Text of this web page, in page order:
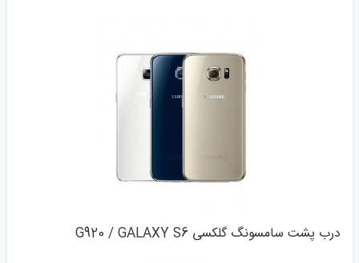
درب پشت سامسونگ گلکسی G920 / GALAXY S6